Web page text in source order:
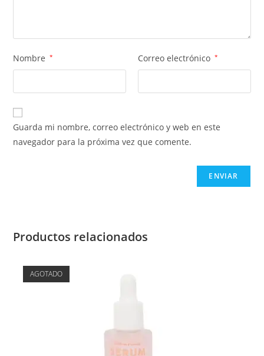
Nombre * Correo electrónico *
Guarda mi nombre, correo electrónico y web en este
navegador para la próxima vez que comente.
Productos relacionados
AGOTADO